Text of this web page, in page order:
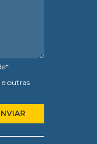
*
e outras